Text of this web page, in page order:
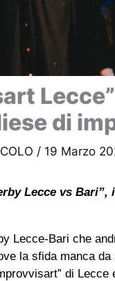
di
/ 19 Marzo
Lecce vs
Lecce-Bari che
la sfida manca
di Lecce